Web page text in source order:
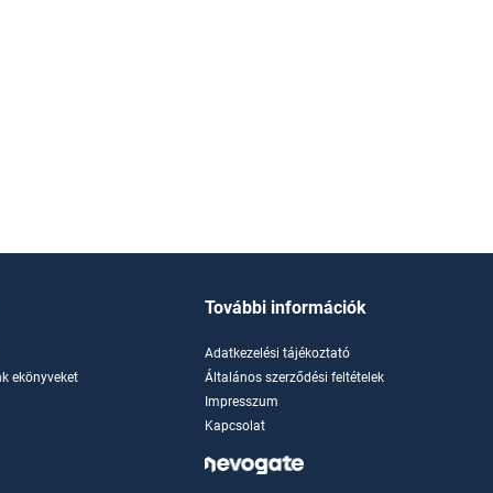
ekönyveket
További információk
Adatkezelési tájékoztató
Általános szerződési feltételek
Impresszum
Kapcsolat